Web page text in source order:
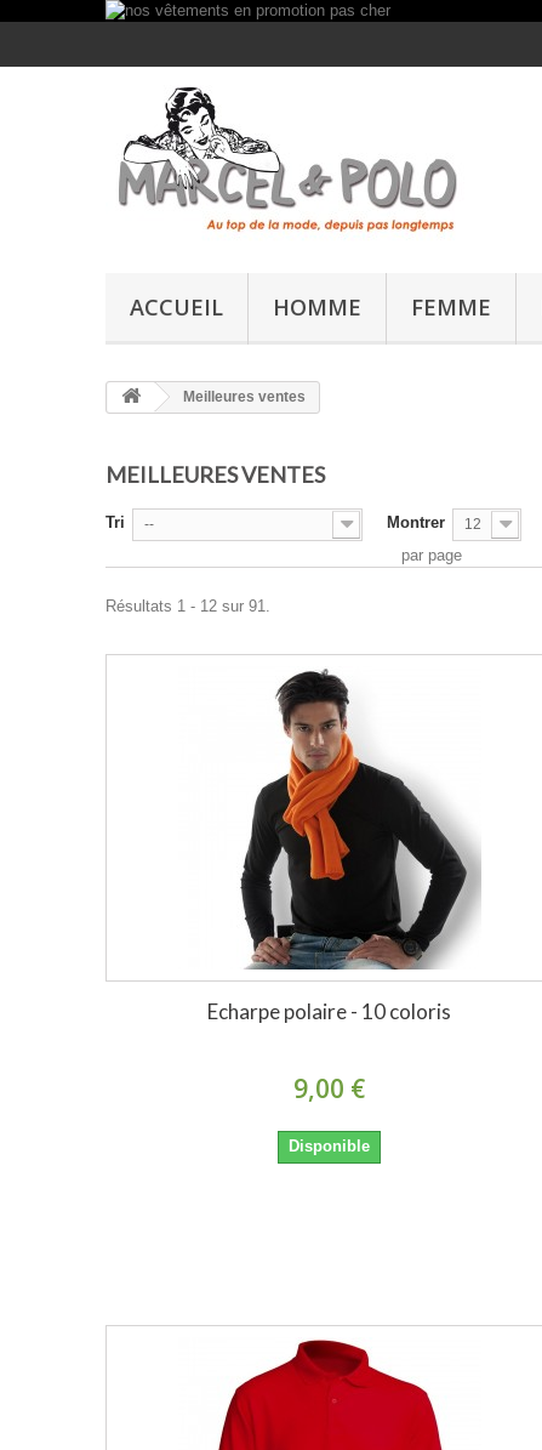
ACCUEIL HOMME FEMME
Meilleures ventes
MEILLEURES VENTES
Tri -- Montrer 12
par page
Résultats 1 - 12 sur 91.
Echarpe polaire - 10 coloris
9,00 €
Disponible